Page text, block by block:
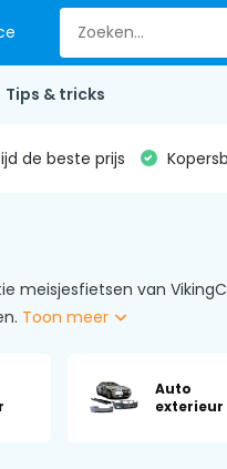
Tips & tricks
de beste prijs
meisjesfietsen van
Toon meer
Auto
exterieur